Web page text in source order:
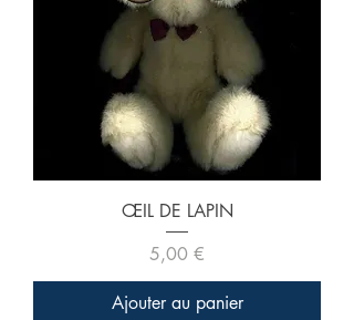
ŒIL DE LAPIN
Prix
5,00 €
Ajouter au panier